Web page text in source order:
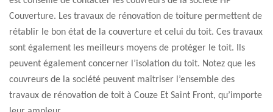
Couverture. Les travaux de rénovation de toiture permettent de
rétablir le bon état de la couverture et celui du toit. Ces travaux
sont également les meilleurs moyens de protéger le toit. Ils
peuvent également concerner l’isolation du toit. Notez que les
couvreurs de la société peuvent maîtriser l’ensemble des
travaux de rénovation de toit à Couze Et Saint Front, qu’importe